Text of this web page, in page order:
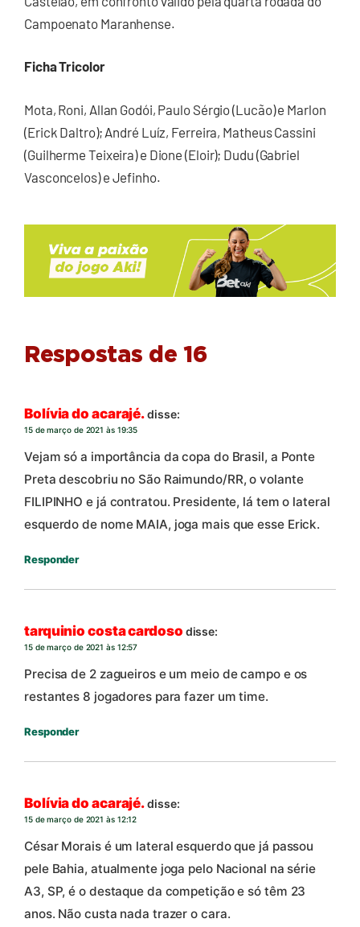
Campoenato Maranhense.
Ficha Tricolor
Mota, Roni, Allan Godói, Paulo Sérgio (Lucão) e Marlon
(Erick Daltro); André Luíz, Ferreira, Matheus Cassini
(Guilherme Teixeira) e Dione (Eloir); Dudu (Gabriel
Vasconcelos) e Jefinho.
Respostas de 16
Bolívia do acarajé.disse:
15 de março de 2021 às 19:35
Vejam só a importância da copa do Brasil, a Ponte
Preta descobriu no São Raimundo/RR, o volante
FILIPINHO e já contratou. Presidente, lá tem o lateral
esquerdo de nome MAIA, joga mais que esse Erick.
Responder
tarquinio costa cardoso disse:
15 de março de 2021 às 12:57
Precisa de 2 zagueiros e um meio de campo e os
restantes 8 jogadores para fazer um time.
Responder
Bolívia do acarajé.disse:
15 de março de 2021 às 12:12
César Morais é um lateral esquerdo que já passou
pele Bahia, atualmente joga pelo Nacional na série
A3, SP, é o destaque da competição e só têm 23
anos. Não custa nada trazer o cara.